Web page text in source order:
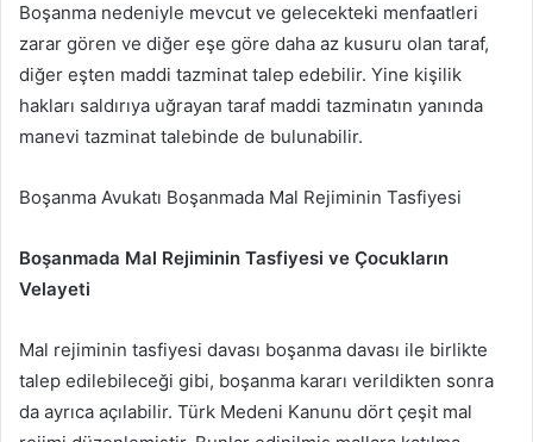
Boşanma nedeniyle mevcut ve gelecekteki menfaatleri
zarar gören ve diğer eşe göre daha az kusuru olan taraf,
diğer eşten maddi tazminat talep edebilir. Yine kişilik
hakları saldırıya uğrayan taraf maddi tazminatın yanında
manevi tazminat talebinde de bulunabilir.
Boşanma Avukatı Boşanmada Mal Rejiminin Tasfiyesi
Boşanmada Mal Rejiminin Tasfiyesi ve Çocukların
Velayeti
Mal rejiminin tasfiyesi davası boşanma davası ile birlikte
talep edilebileceği gibi, boşanma kararı verildikten sonra
da ayrıca açılabilir. Türk Medeni Kanunu dört çeşit mal